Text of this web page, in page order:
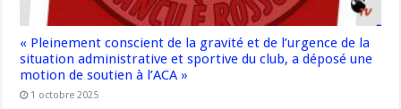
« Pleinement conscient de la gravité et de l’urgence de la
situation administrative et sportive du club, a déposé une
motion de soutien à l’ACA »
1 octobre 2025